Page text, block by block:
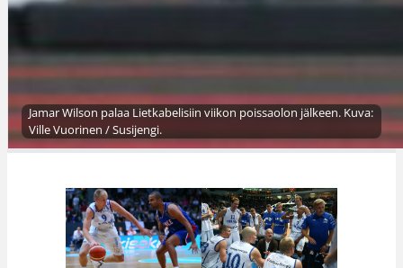
Jamar Wilson palaa Lietkabelisiin viikon poissaolon jälkeen. Kuva:
Ville Vuorinen / Susijengi.